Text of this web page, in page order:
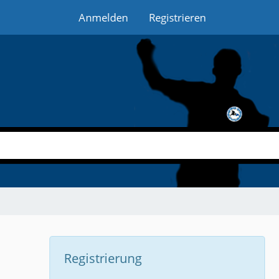
Anmelden Registrieren
Registrierung